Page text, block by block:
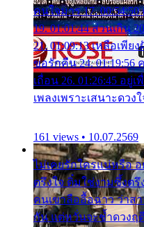
คนใจมาร 17.
19. 01:01:44 ส่วนเกิน
21. 01:09:13 เหลือเพียง
ขอรักคืน 24. 01:19:56
เถื่อน 26. 01:26:45 อยู่เ
เพลงเพราะเสนาะดวง
161 views • 10.07.2569
ไม่เคยรักใครแน่หรือ
ตรึงใจ ติ๋มใช่งามซึ้งต
คนเขาลืออื้อฉาว ว่าส
กัน แต่หวั่นจะช้ำดวง